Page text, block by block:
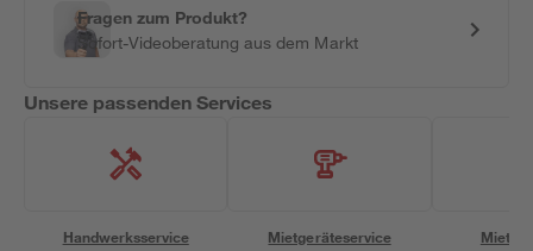
Fragen zum Produkt?
Sofort-Videoberatung aus dem Markt
Unsere passenden Services
Handwerksservice Mietgeräteservice